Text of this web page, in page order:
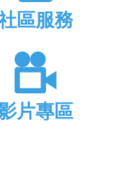
區服務
片專區